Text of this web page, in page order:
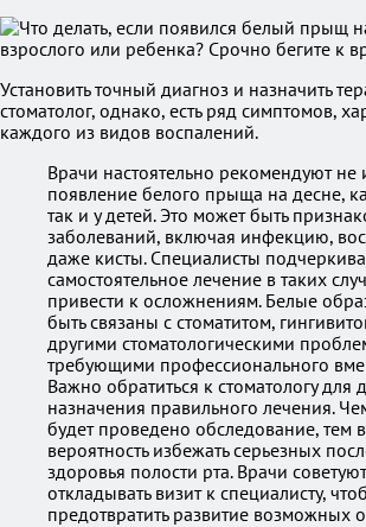
Установить точный диагноз и назначить
стоматолог, однако, есть ряд симптомов,
каждого из видов воспалений.
Врачи настоятельно рекомендуют не
появление белого прыща на десне,
так и у детей. Это может быть
заболеваний, включая инфекцию,
даже кисты. Специалисты
самостоятельное лечение в таких
привести к осложнениям. Белые
быть связаны с стоматитом,
другими стоматологическими
требующими профессионального
Важно обратиться к стоматологу для
назначения правильного лечения.
будет проведено обследование, тем
вероятность избежать серьезных
здоровья полости рта. Врачи
откладывать визит к специалисту,
предотвратить развитие возможных